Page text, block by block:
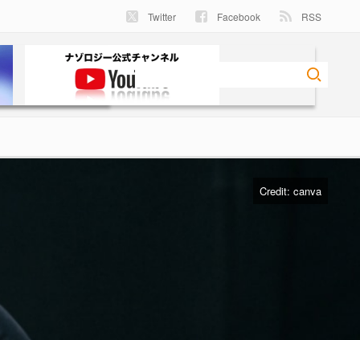
Twitter Facebook RSS
Credit: canva